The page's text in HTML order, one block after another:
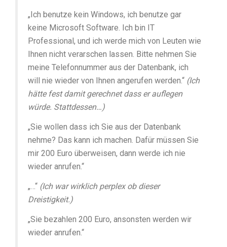
„Ich benutze kein Windows, ich benutze gar
keine Microsoft Software. Ich bin IT
Professional, und ich werde mich von Leuten wie
Ihnen nicht verarschen lassen. Bitte nehmen Sie
meine Telefonnummer aus der Datenbank, ich
will nie wieder von Ihnen angerufen werden.“ (Ich
hätte fest damit gerechnet dass er auflegen
würde. Stattdessen…)
„Sie wollen dass ich Sie aus der Datenbank
nehme? Das kann ich machen. Dafür müssen Sie
mir 200 Euro überweisen, dann werde ich nie
wieder anrufen.“
„…“ (Ich war wirklich perplex ob dieser
Dreistigkeit.)
„Sie bezahlen 200 Euro, ansonsten werden wir
wieder anrufen.“